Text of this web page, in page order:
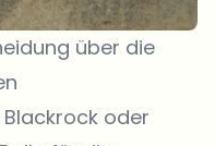
über die
oder